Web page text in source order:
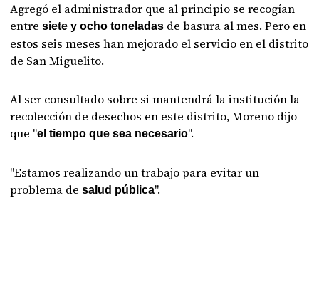
Agregó el administrador que al principio se recogían
entresiete y ocho toneladas de basura al mes. Pero en
estos seis meses han mejorado el servicio en el distrito
de San Miguelito.
Al ser consultado sobre si mantendrá la institución la
recolección de desechos en este distrito, Moreno dijo
que "el tiempo que sea necesario".
"Estamos realizando un trabajo para evitar un
problema de salud pública".